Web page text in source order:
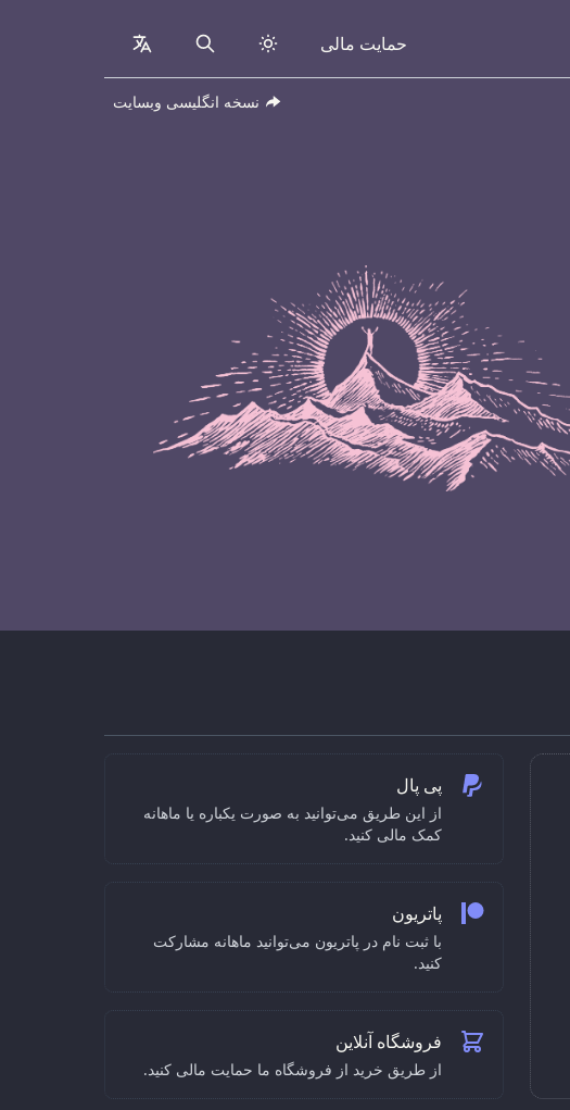
حمایت مالی Search
collapsed
نسخه انگلیسی وبسایت
پی پال
از این طریق می‌توانید به صورت یکباره یا ماهانه
کمک مالی کنید.
پاتریون
با ثبت نام در پاتریون می‌توانید ماهانه مشارکت
کنید.
فروشگاه آنلاین
از طریق خرید از فروشگاه ما حمایت مالی کنید.